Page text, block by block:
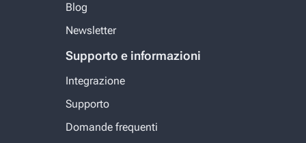
Blog
Newsletter
Supporto e informazioni
Integrazione
Supporto
Domande frequenti